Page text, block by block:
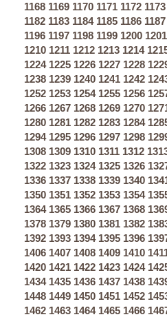
1168 1169 1170 1171 1172 1173
1182 1183 1184 1185 1186 1187
1196 1197 1198 1199 1200 1201
1210 1211 1212 1213 1214
1224 1225 1226 1227 1228
1238 1239 1240 1241 1242
1252 1253 1254 1255 1256
1266 1267 1268 1269 1270
1280 1281 1282 1283 1284
1294 1295 1296 1297 1298
1308 1309 1310 1311 1312
1322 1323 1324 1325 1326
1336 1337 1338 1339 1340
1350 1351 1352 1353 1354
1364 1365 1366 1367 1368
1378 1379 1380 1381 1382
1392 1393 1394 1395 1396
1406 1407 1408 1409 1410
1420 1421 1422 1423 1424
1434 1435 1436 1437 1438
1448 1449 1450 1451 1452
1462 1463 1464 1465 1466